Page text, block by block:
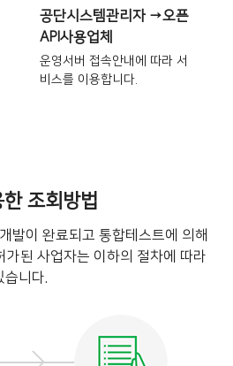
공단시스템관리자 →오픈
API사용업체
운영서버 접속안내에 따라 서
비스를 이용합니다.
조회방법
발이 완료되고 통합테스트에 의해
가된 사업자는 이하의 절차에 따라
습니다.